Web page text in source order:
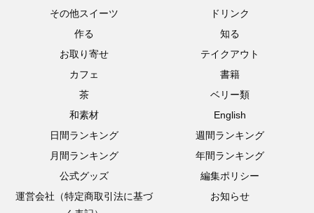
その他スイーツ
ドリンク
作る
知る
お取り寄せ
テイクアウト
カフェ
書籍
茶
ベリー類
和素材
English
日間ランキング
週間ランキング
月間ランキング
年間ランキング
公式グッズ
編集ポリシー
運営会社（特定商取引法に基づ
お知らせ